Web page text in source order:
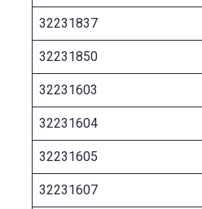
32231837
32231850
32231603
32231604
32231605
32231607